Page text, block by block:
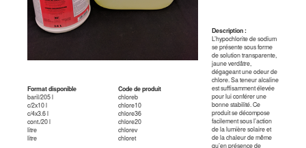
Format disponible
Code de produit
baril/205 l
chloreb
c/2x10 l
chlore10
c/4x3.6 l
chlore36
cont./20 l
chlore20
litre
chlorev
litre
chloret
Description :
L’hypochlorite de sodium
se présente sous forme
de solution transparente,
jaune verdâtre,
dégageant une odeur de
chlore. Sa teneur alcaline
est suffisamment élevée
pour lui conférer une
bonne stabilité. Ce
produit se décompose
facilement sous l’action
de la lumière solaire et
de la chaleur de même
qu’en présence de